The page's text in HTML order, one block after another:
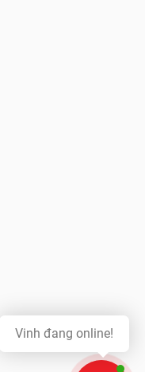
Vinh đang online!